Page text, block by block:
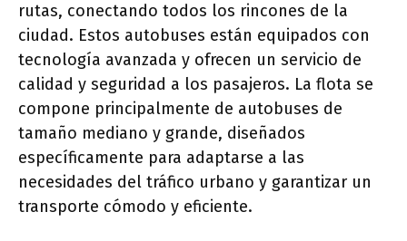
rutas, conectando todos los rincones de la
ciudad. Estos autobuses están equipados con
tecnología avanzada y ofrecen un servicio de
calidad y seguridad a los pasajeros. La flota se
compone principalmente de autobuses de
tamaño mediano y grande, diseñados
específicamente para adaptarse a las
necesidades del tráfico urbano y garantizar un
transporte cómodo y eficiente.